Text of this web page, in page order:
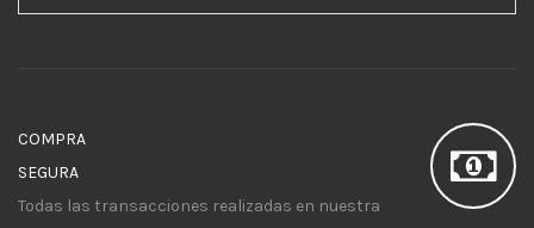
COMPRA
SEGURA
Todas las transacciones realizadas en nuestra